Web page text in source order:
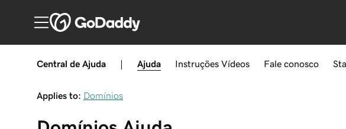
Central de Ajuda Ajuda Instruções Vídeos Fale conosco
Applies to: Domínios